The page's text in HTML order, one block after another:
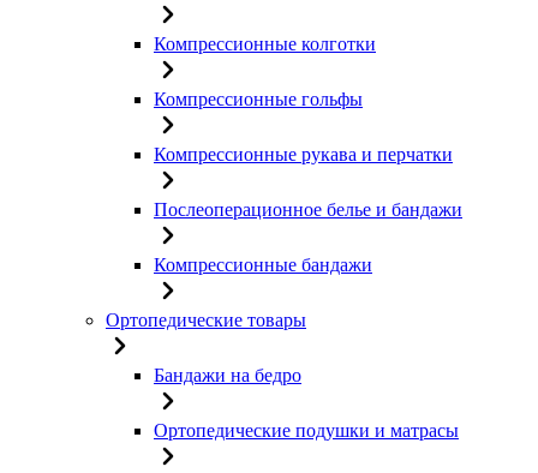
Компрессионные колготки
Компрессионные гольфы
Компрессионные рукава и перчатки
Послеоперационное белье и бандажи
Компрессионные бандажи
Ортопедические товары
Бандажи на бедро
Ортопедические подушки и матрасы